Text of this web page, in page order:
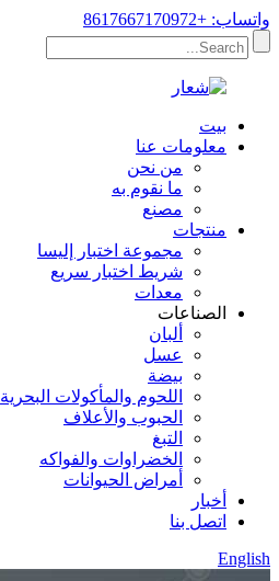
واتساب: +8617667170972
بيت
معلومات عنا
من نحن
ما نقوم به
مصنع
منتجات
مجموعة اختبار إليسا
شريط اختبار سريع
معدات
الصناعات
ألبان
عسل
بيضة
اللحوم والمأكولات البحرية
الحبوب والأعلاف
التبغ
الخضراوات والفواكه
أمراض الحيوانات
أخبار
اتصل بنا
English